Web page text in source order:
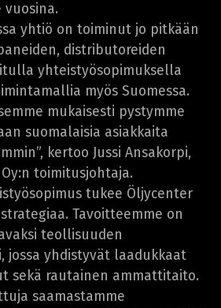
vuosina.
yhtiö on toiminut jo pitkään
distributoreiden
yhteistyösopimuksella
myös Suomessa.
mukaisesti pystymme
suomalaisia asiakkaita
kertoo Jussi Ansakorpi,
toimitusjohtaja.
tukee Öljycenter
Tavoitteemme on
teollisuuden
jossa yhdistyvät laadukkaat
sekä rautainen ammattitaito.
saamastamme